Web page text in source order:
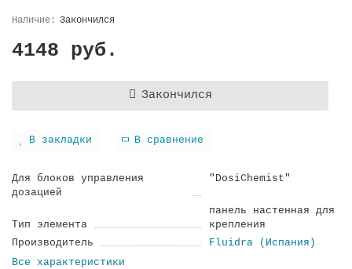
Закончился
4148 руб.
Закончился
В закладки В сравнение
Для блоков управления
дозацией
"DosiChemist"
Тип элемента
панель настенная для
крепления
Производитель
Fluidra (Испания)
Все характеристики